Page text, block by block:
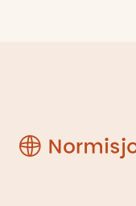
Region
Østfold